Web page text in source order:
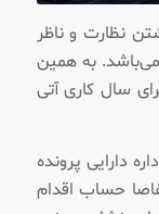
نظارت و ناظر
می‌باشد. به همین
سال کاری آتی
دارایی پرونده
حساب اقدام